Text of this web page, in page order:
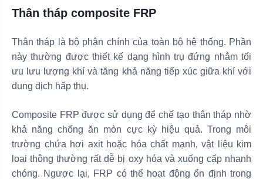
Thân tháp composite FRP
Thân tháp là bộ phận chính của toàn bộ hệ thống. Phần
này thường được thiết kế dạng hình trụ đứng nhằm tối
ưu lưu lượng khí và tăng khả năng tiếp xúc giữa khí với
dung dịch hấp thụ.
Composite FRP được sử dụng để chế tạo thân tháp nhờ
khả năng chống ăn mòn cực kỳ hiệu quả. Trong môi
trường chứa hơi axit hoặc hóa chất mạnh, vật liệu kim
loại thông thường rất dễ bị oxy hóa và xuống cấp nhanh
chóng. Ngược lại, FRP có thể hoạt động ổn định trong